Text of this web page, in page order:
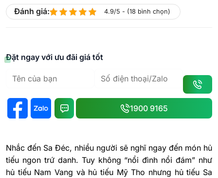
Đánh giá: 4.9/5 - (18 bình chọn)
Đặt ngay với ưu đãi giá tốt
1900 9165
Nhắc đến Sa Đéc, nhiều người sẽ nghĩ ngay đến món hủ
tiếu ngon trứ danh. Tuy không “nổi đình nổi đám” như
hủ tiếu Nam Vang và hủ tiếu Mỹ Tho nhưng hủ tiếu Sa